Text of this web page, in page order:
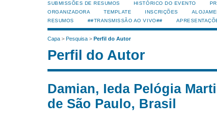
SUBMISSÕES DE RESUMOS
HISTÓRICO DO EVENTO
ORGANIZADORA
TEMPLATE INSCRIÇÕES
RESUMOS
##TRANSMISSÃO AO VIVO##
Capa > Pesquisa > Perfil do Autor
Perfil do Autor
Damian, Ieda Pelógia
de São Paulo, Brasil